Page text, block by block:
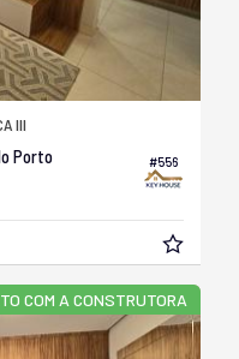
#556
III
Porto
COM A CONSTRUTORA